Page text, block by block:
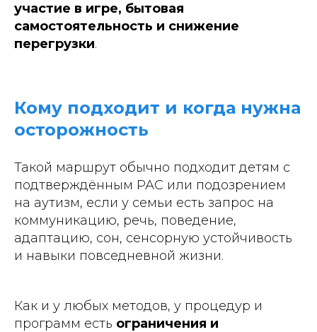
участие в игре, бытовая
самостоятельность и снижение
перегрузки.
Кому подходит и когда нужна
осторожность
Такой маршрут обычно подходит детям с
подтверждённым РАС или подозрением
на аутизм, если у семьи есть запрос на
коммуникацию, речь, поведение,
адаптацию, сон, сенсорную устойчивость
и навыки повседневной жизни.
Как и у любых методов, у процедур и
программ есть ограничения и